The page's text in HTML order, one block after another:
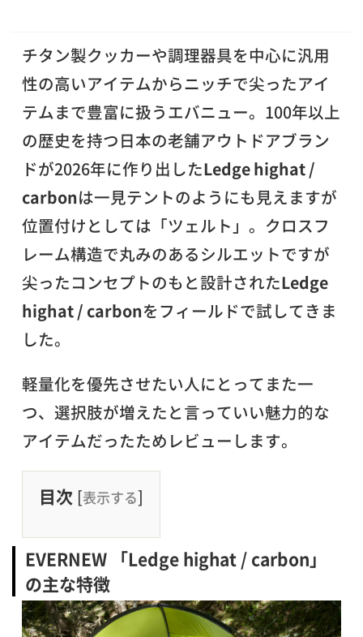
チタン製クッカーや調理器具を中心に汎用
性の高いアイテムからニッチで尖ったアイ
テムまで豊富に扱うエバニュー。100年以上
の歴史を持つ日本の老舗アウトドアブラン
ドが2026年に作り出したLedge highat /
carbonは一見テントのようにも見えますが
位置付けとしては「ツェルト」。クロスフ
レーム構造で丸みのあるシルエットですが
尖ったコンセプトのもと設計されたLedge
highat / carbonをフィールドで試してきま
した。
軽量化を優先させたい人にとってまた一
つ、選択肢が増えたと言っていい魅力的な
アイテムだったためレビューします。
目次 [表示する]
EVERNEW 「Ledge highat / carbon」
の主な特徴